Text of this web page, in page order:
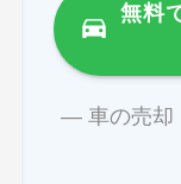
無料
― 車の売却